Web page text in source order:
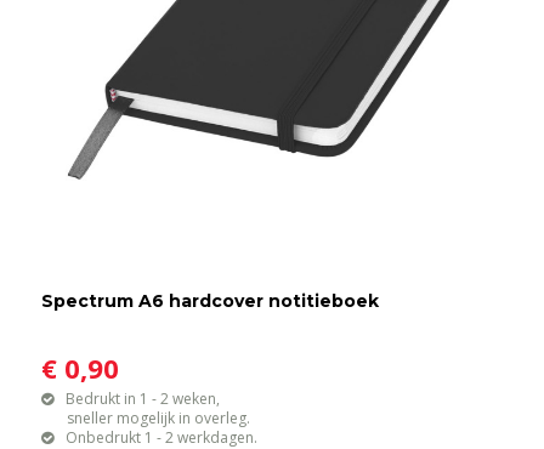
Spectrum A6 hardcover notitieboek
€ 0,90
Bedrukt in 1 - 2 weken,
sneller mogelijk in overleg.
Onbedrukt 1 - 2 werkdagen.